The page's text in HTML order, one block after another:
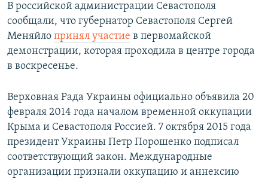
В российской администрации Севастополя
сообщали, что губернатор Севастополя Сергей
Меняйло принял участие в первомайской
демонстрации, которая проходила в центре города
в воскресенье.
Верховная Рада Украины официально объявила 20
февраля 2014 года началом временной оккупации
Крыма и Севастополя Россией. 7 октября 2015 года
президент Украины Петр Порошенко подписал
соответствующий закон. Международные
организации признали оккупацию и аннексию